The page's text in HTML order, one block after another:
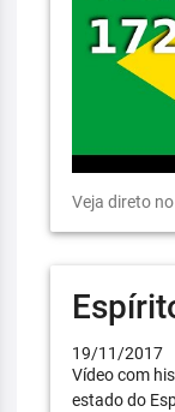
Veja direto
19/11/2017
Vídeo com
estado do